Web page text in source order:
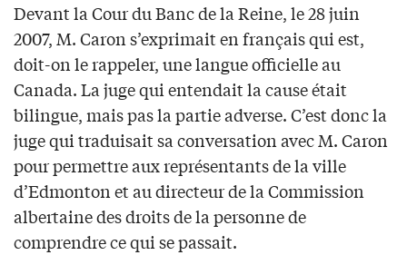
Devant la Cour du Banc de la Reine, le 28 juin
2007, M. Caron s’exprimait en français qui est,
doit-on le rappeler, une langue officielle au
Canada. La juge qui entendait la cause était
bilingue, mais pas la partie adverse. C’est donc la
juge qui traduisait sa conversation avec M. Caron
pour permettre aux représentants de la ville
d’Edmonton et au directeur de la Commission
albertaine des droits de la personne de
comprendre ce qui se passait.